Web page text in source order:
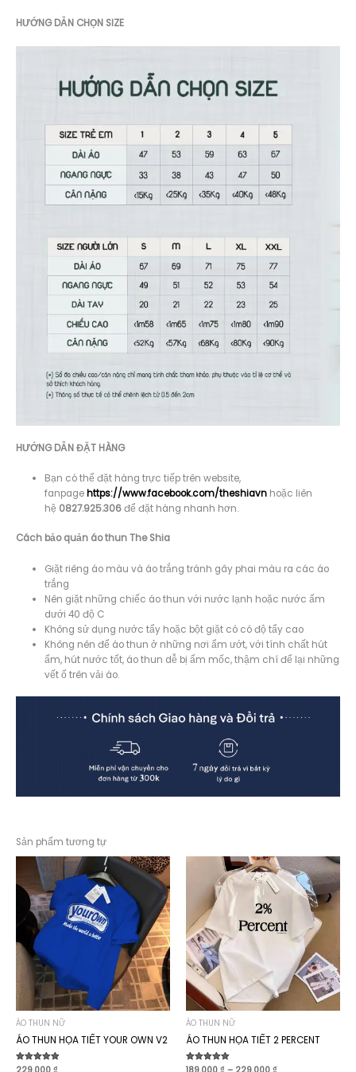
HƯỚNG DẪN CHỌN SIZE
HƯỚNG DẪN ĐẶT HÀNG
Bạn có thể đặt hàng trực tiếp trên website,
fanpage https://www.facebook.com/theshiavnhoặc liên
hệ 0827.925.306để đặt hàng nhanh hơn.
Cách bảo quản áo thun The Shia
Giặt riêng áo màu và áo trắng tránh gây phai màu ra các áo
trắng
Nên giặt những chiếc áo thun với nước lạnh hoặc nước ấm
dưới 40 độ C
Không sử dụng nước tẩy hoặc bột giặt có có độ tẩy cao
Không nên để áo thun ở những nơi ẩm ướt, với tính chất hút
ẩm, hút nước tốt, áo thun dễ bị ẩm mốc, thậm chí để lại những
vết ố trên vải áo.
Sản phẩm tương tự
ÁO THUN NỮ
ÁO THUN HỌA TIẾT YOUR OWN V2
Được xếp
ÁO THUN NỮ
ÁO THUN HỌA TIẾT 2 PERCENT
Được xếp